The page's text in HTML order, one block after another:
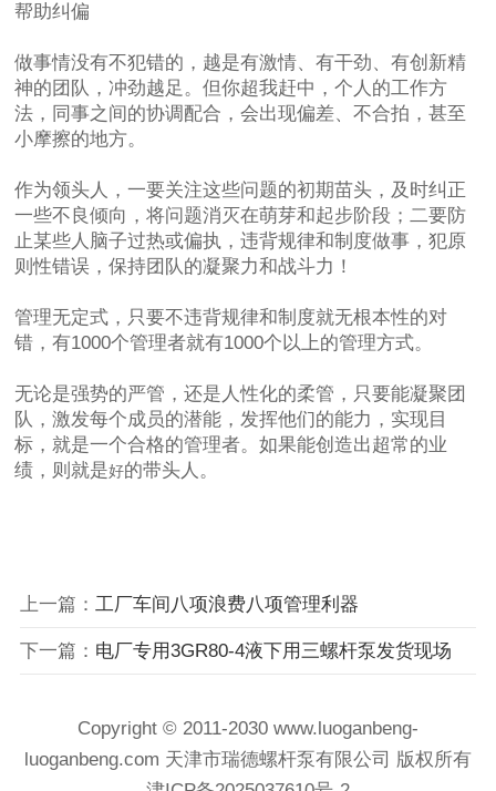
帮助纠偏
做事情没有不犯错的，越是有激情、有干劲、有创新精
神的团队，冲劲越足。但你超我赶中，个人的工作方
法，同事之间的协调配合，会出现偏差、不合拍，甚至
小摩擦的地方。
作为领头人，一要关注这些问题的初期苗头，及时纠正
一些不良倾向，将问题消灭在萌芽和起步阶段；二要防
止某些人脑子过热或偏执，违背规律和制度做事，犯原
则性错误，保持团队的凝聚力和战斗力！
管理无定式，只要不违背规律和制度就无根本性的对
错，有1000个管理者就有1000个以上的管理方式。
无论是强势的严管，还是人性化的柔管，只要能凝聚团
队，激发每个成员的潜能，发挥他们的能力，实现目
标，就是一个合格的管理者。如果能创造出超常的业
绩，则就是好的带头人。
上一篇： 工厂车间八项浪费八项管理利器
下一篇： 电厂专用3GR80-4液下用三螺杆泵发货现场
Copyright © 2011-2030 www.luoganbeng-
luoganbeng.com 天津市瑞德螺杆泵有限公司 版权所有